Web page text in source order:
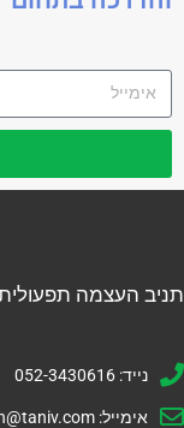
תניב העצמה
נייד: 052-3430616
אימייל: